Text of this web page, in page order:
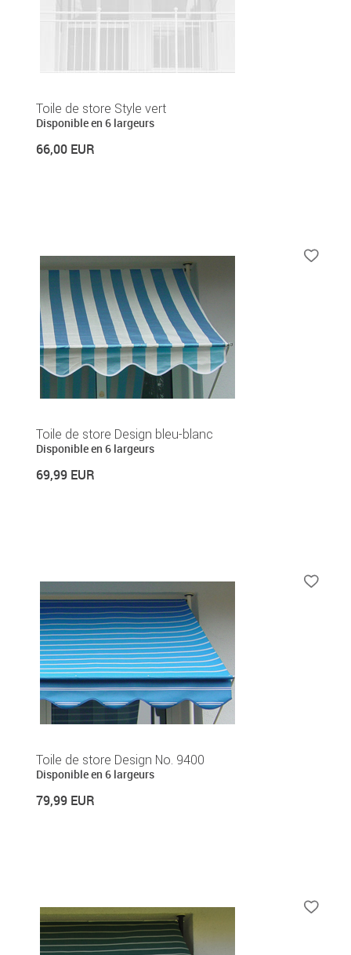
Toile de store Style vert
Disponible en 6 largeurs
66,00 EUR
Toile de store Design bleu-blanc
Disponible en 6 largeurs
69,99 EUR
Toile de store Design No. 9400
Disponible en 6 largeurs
79,99 EUR